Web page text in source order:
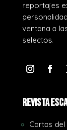
reportajes
ventana a
selectos.
REVISTA
Cartas